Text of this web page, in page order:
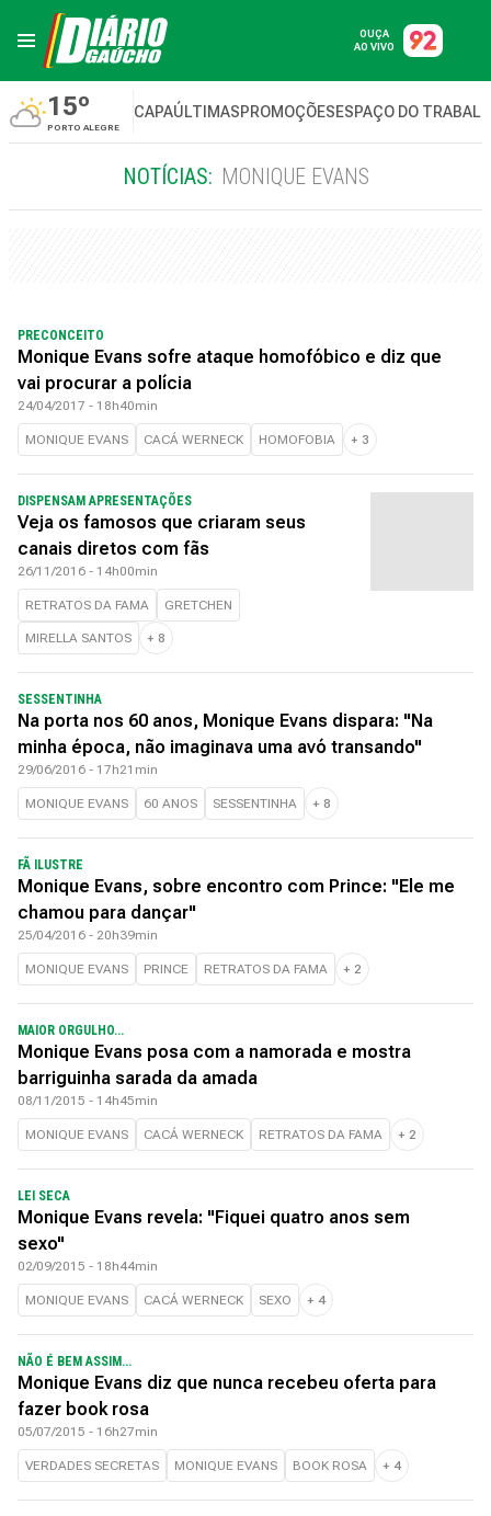
OUÇA
AO VIVO
15º
PORTO ALEGRE
CAPAÚLTIMASPROMOÇÕESESPAÇO DO
NOTÍCIAS: MONIQUE EVANS
PRECONCEITO
Monique Evans sofre ataque homofóbico e diz que
vai procurar a polícia
24/04/2017 - 18h40min
MONIQUE EVANS CACÁ WERNECK HOMOFOBIA + 3
DISPENSAM APRESENTAÇÕES
Veja os famosos que criaram seus
canais diretos com fãs
26/11/2016 - 14h00min
RETRATOS DA FAMA GRETCHEN
MIRELLA SANTOS + 8
SESSENTINHA
Na porta nos 60 anos, Monique Evans dispara: "Na
minha época, não imaginava uma avó transando"
29/06/2016 - 17h21min
MONIQUE EVANS 60 ANOS SESSENTINHA + 8
FÃ ILUSTRE
Monique Evans, sobre encontro com Prince: "Ele me
chamou para dançar"
25/04/2016 - 20h39min
MONIQUE EVANS PRINCE RETRATOS DA FAMA + 2
MAIOR ORGULHO...
Monique Evans posa com a namorada e mostra
barriguinha sarada da amada
08/11/2015 - 14h45min
MONIQUE EVANS CACÁ WERNECK RETRATOS DA FAMA + 2
LEI SECA
Monique Evans revela: "Fiquei quatro anos sem
sexo"
02/09/2015 - 18h44min
MONIQUE EVANS CACÁ WERNECK SEXO + 4
NÃO É BEM ASSIM...
Monique Evans diz que nunca recebeu oferta para
fazer book rosa
05/07/2015 - 16h27min
VERDADES SECRETAS MONIQUE EVANS BOOK ROSA + 4